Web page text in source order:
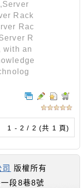
Rack
Rac
R
with an
1 - 2 / 2 (共 1 頁)
版權所有
段8巷8號